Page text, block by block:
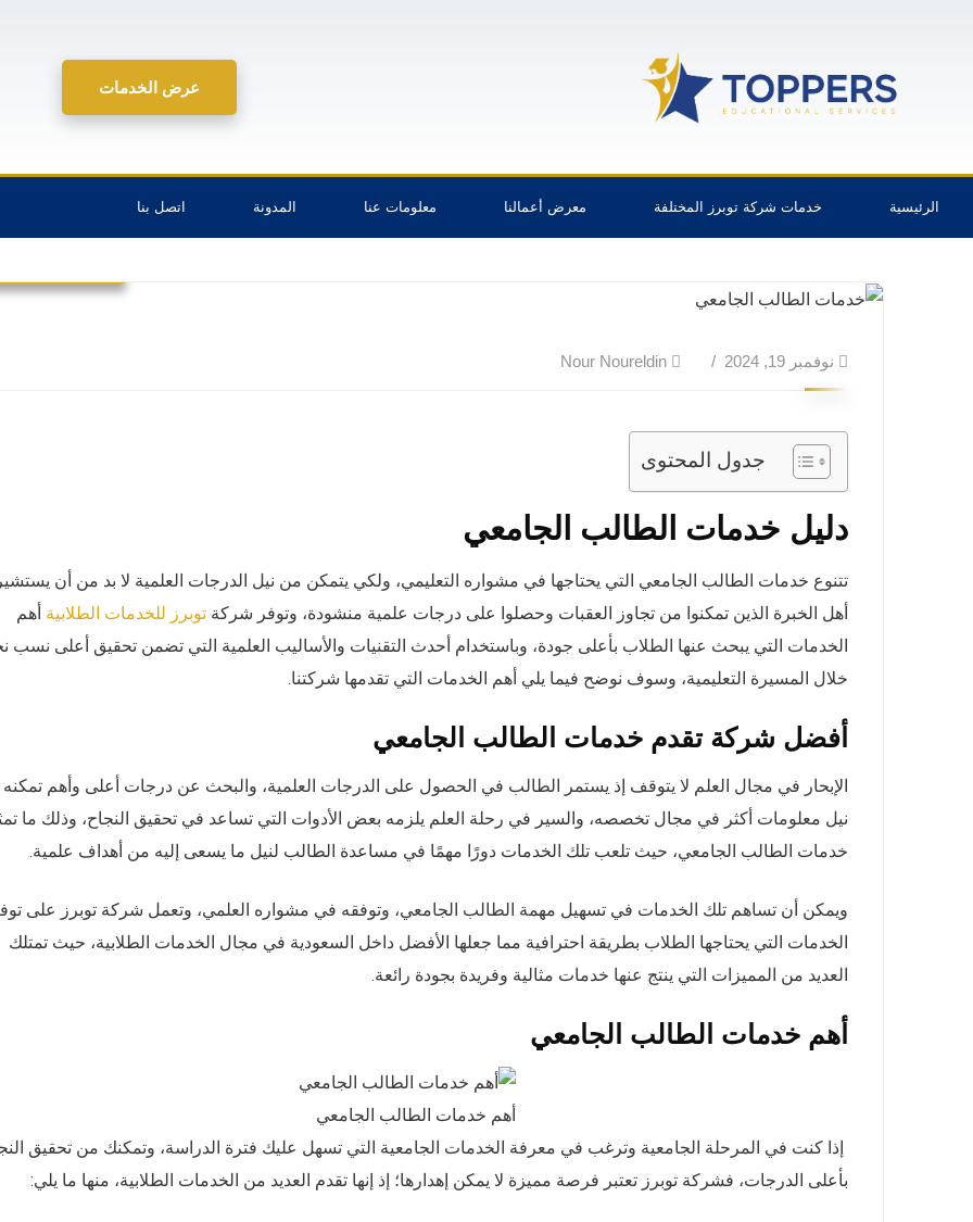
عرض الخدمات
الرئيسية خدمات شركة توبرز المختلفة معرض أعمالنا معلومات عنا المدونة اتصل بنا
نوفمبر 19, 2024 Nour Noureldin
جدول المحتوى
دليل خدمات الطالب الجامعي
تتنوع خدمات الطالب الجامعي التي يحتاجها في مشواره التعليمي، ولكي يتمكن من نيل الدرجات العلمية لا بد من أن يستشير
أهل الخبرة الذين تمكنوا من تجاوز العقبات وحصلوا على درجات علمية منشودة، وتوفر شركة توبرز للخدمات الطلابية أهم
الخدمات التي يبحث عنها الطلاب بأعلى جودة، وباستخدام أحدث التقنيات والأساليب العلمية التي تضمن تحقيق أعلى نسب
خلال المسيرة التعليمية، وسوف نوضح فيما يلي أهم الخدمات التي تقدمها شركتنا.
أفضل شركة تقدم خدمات الطالب الجامعي
الإبحار في مجال العلم لا يتوقف إذ يستمر الطالب في الحصول على الدرجات العلمية، والبحث عن درجات أعلى وأهم
نيل معلومات أكثر في مجال تخصصه، والسير في رحلة العلم يلزمه بعض الأدوات التي تساعد في تحقيق النجاح، وذلك ما
خدمات الطالب الجامعي، حيث تلعب تلك الخدمات دورًا مهمًا في مساعدة الطالب لنيل ما يسعى إليه من أهداف علمية.
ويمكن أن تساهم تلك الخدمات في تسهيل مهمة الطالب الجامعي، وتوفقه في مشواره العلمي، وتعمل شركة توبرز على
الخدمات التي يحتاجها الطلاب بطريقة احترافية مما جعلها الأفضل داخل السعودية في مجال الخدمات الطلابية، حيث تمتلك
العديد من المميزات التي ينتج عنها خدمات مثالية وفريدة بجودة رائعة.
أهم خدمات الطالب الجامعي
أهم خدمات الطالب الجامعي
إذا كنت في المرحلة الجامعية وترغب في معرفة الخدمات الجامعية التي تسهل عليك فترة الدراسة، وتمكنك من تحقيق
بأعلى الدرجات، فشركة توبرز تعتبر فرصة مميزة لا يمكن إهدارها؛ إذ إنها تقدم العديد من الخدمات الطلابية، منها ما يلي: